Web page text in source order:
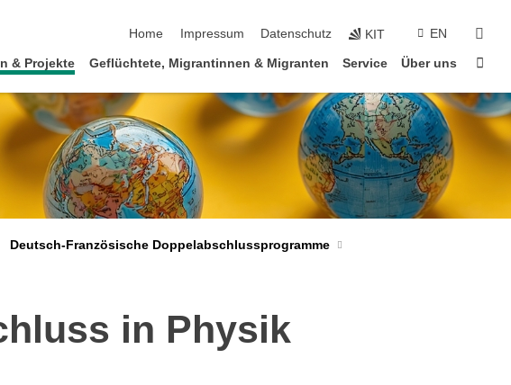
Home
Impressum Datenschutz KIT EN
& Projekte Geflüchtete, Migrantinnen & Migranten Service Über uns
Deutsch-Französische Doppelabschlussprogramme
in Physik